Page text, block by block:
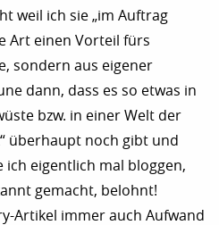
weil ich sie „im Auftrag
Art einen Vorteil fürs
sondern aus eigener
dann, dass es so etwas in
bzw. in einer Welt der
überhaupt noch gibt und
eigentlich mal bloggen,
gemacht, belohnt!
Artikel immer auch Aufwand